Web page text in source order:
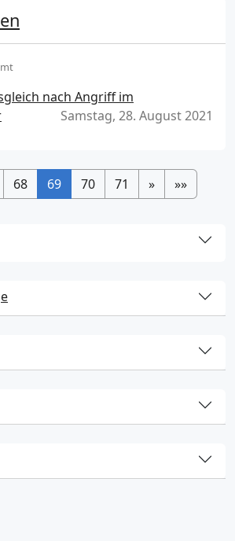
nach Angriff im
Samstag, 28. August 2021
68 69 70 71 » »»